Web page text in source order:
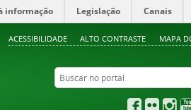
ACESSIBILIDADE ALTO CONTRASTE MAPA
informação Legislação Canais
Buscar no portal
Facebook
Flickr